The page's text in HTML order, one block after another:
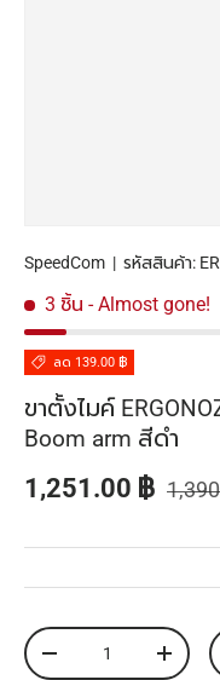
SpeedCom | รหัสสินค้า:
3 ชิ้น - Almost gone!
ลด 139.00 ฿
ขาตั้งไมค์
Boom arm สีดำ
ราคาส่วนลด
1,251.00 ฿ ราคา
จำนวน
ลดจำนวน
เพิ่มจำน